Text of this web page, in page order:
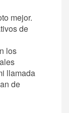
mejor.
de
los
llamada
de